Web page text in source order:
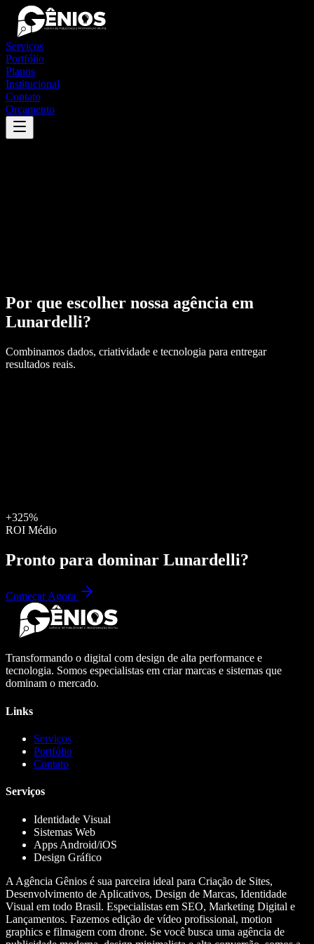
Serviços
Portfólio
Planos
Institucional
Contato
Orçamento
Por que escolher nossa agência em
Lunardelli?
Combinamos dados, criatividade e tecnologia para entregar
resultados reais.
+325%
ROI Médio
Pronto para dominar Lunardelli?
Começar Agora
Transformando o digital com design de alta performance e
tecnologia. Somos especialistas em criar marcas e sistemas que
dominam o mercado.
Links
Serviços
Portfólio
Contato
Serviços
Identidade Visual
Sistemas Web
Apps Android/iOS
Design Gráfico
A Agência Gênios é sua parceira ideal para Criação de Sites,
Desenvolvimento de Aplicativos, Design de Marcas, Identidade
Visual em todo Brasil. Especialistas em SEO, Marketing Digital e
Lançamentos. Fazemos edição de vídeo profissional, motion
graphics e filmagem com drone. Se você busca uma agência de